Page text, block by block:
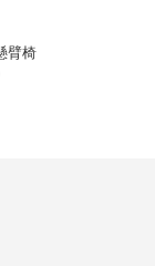
臂椅